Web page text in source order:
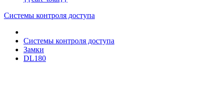
Системы контроля доступа
Системы контроля доступа
Замки
DL180